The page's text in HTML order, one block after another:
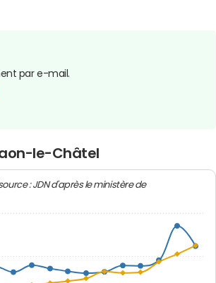
par e-mail.
le-Châtel
: JDN d'après le ministère de